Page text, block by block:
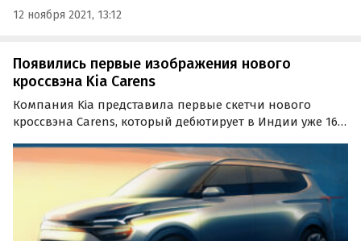
12 ноября 2021, 13:12
Появились первые изображения нового
кроссвэна Kia Carens
Компания Kia представила первые скетчи нового
кроссвэна Carens, который дебютирует в Индии уже 16
изысканным» автомобилем для отдыха, получит
узнаваемый и смелый дизайн, трехрядный салон и